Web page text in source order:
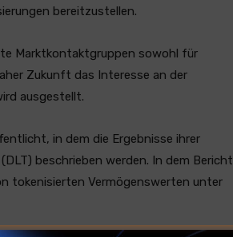
bereitzustellen.
Marktkontaktgruppen sowohl für
Zukunft das Interesse an der
ausgestellt.
in dem die Ergebnisse ihrer
beschrieben werden. In dem Bericht
tokenisierten Vermögenswerten unter